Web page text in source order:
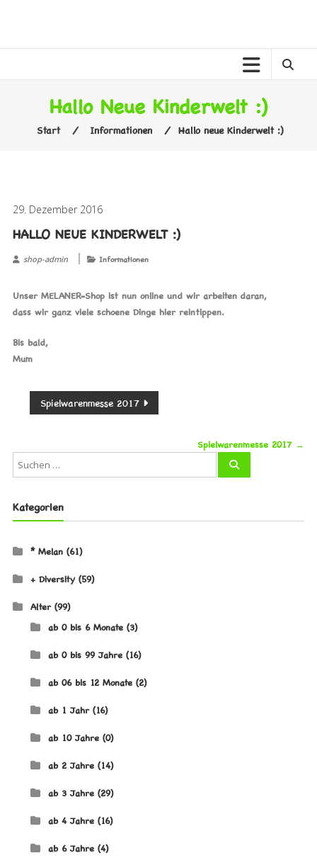
Hallo Neue Kinderwelt :)
Start ⁄ Informationen ⁄ Hallo neue Kinderwelt :)
29. Dezember 2016
HALLO NEUE KINDERWELT :)
shop-admin Informationen
Unser MELANER-Shop ist nun online und wir arbeiten daran,
dass wir ganz viele schoene Dinge hier reintippen.
Bis bald,
Mum
Beitragsnavigation
Spielwarenmesse 2017
Spielwarenmesse 2017 →
Kategorien
* Melan (61)
+ Diversity (59)
Alter (99)
ab 0 bis 6 Monate (3)
ab 0 bis 99 Jahre (16)
ab 06 bis 12 Monate (2)
ab 1 Jahr (16)
ab 10 Jahre (0)
ab 2 Jahre (14)
ab 3 Jahre (29)
ab 4 Jahre (16)
ab 6 Jahre (4)